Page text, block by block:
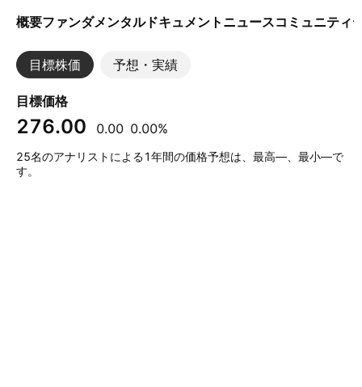
概要ファンダメンタルドキュメント ニュースコミュニティ
目標株価 予想・実績
目標価格
276.00 0.00 0.00%
25名のアナリストによる1年間の価格予想は、最高—、最小—で
す。